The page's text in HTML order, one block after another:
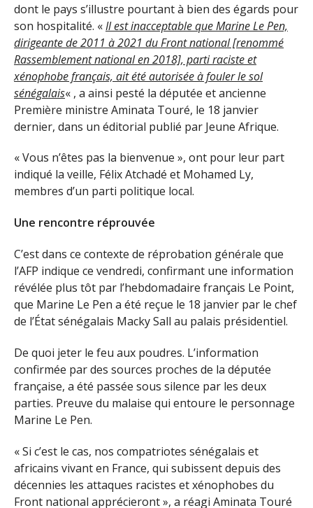
dont le pays s’illustre pourtant à bien des égards pour
son hospitalité. «Il est inacceptable que Marine Le Pen,
dirigeante de 2011 à 2021 du Front national [renommé
Rassemblement national en 2018], parti raciste et
xénophobe français, ait été autorisée à fouler le sol
sénégalais« , a ainsi pesté la députée et ancienne
Première ministre Aminata Touré, le 18 janvier
dernier, dans un éditorial publié par Jeune Afrique.
« Vous n’êtes pas la bienvenue », ont pour leur part
indiqué la veille, Félix Atchadé et Mohamed Ly,
membres d’un parti politique local.
Une rencontre réprouvée
C’est dans ce contexte de réprobation générale que
l’AFP indique ce vendredi, confirmant une information
révélée plus tôt par l’hebdomadaire français Le Point,
que Marine Le Pen a été reçue le 18 janvier par le chef
de l’État sénégalais Macky Sall au palais présidentiel.
De quoi jeter le feu aux poudres. L’information
confirmée par des sources proches de la députée
française, a été passée sous silence par les deux
parties. Preuve du malaise qui entoure le personnage
Marine Le Pen.
« Si c’est le cas, nos compatriotes sénégalais et
africains vivant en France, qui subissent depuis des
décennies les attaques racistes et xénophobes du
Front national apprécieront », a réagi Aminata Touré